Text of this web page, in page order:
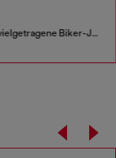
Verkürzte vielgetragene Biker-Jacke